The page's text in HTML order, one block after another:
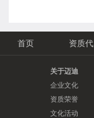
首页 资质
关于迈迪
企业文化
资质荣誉
文化活动